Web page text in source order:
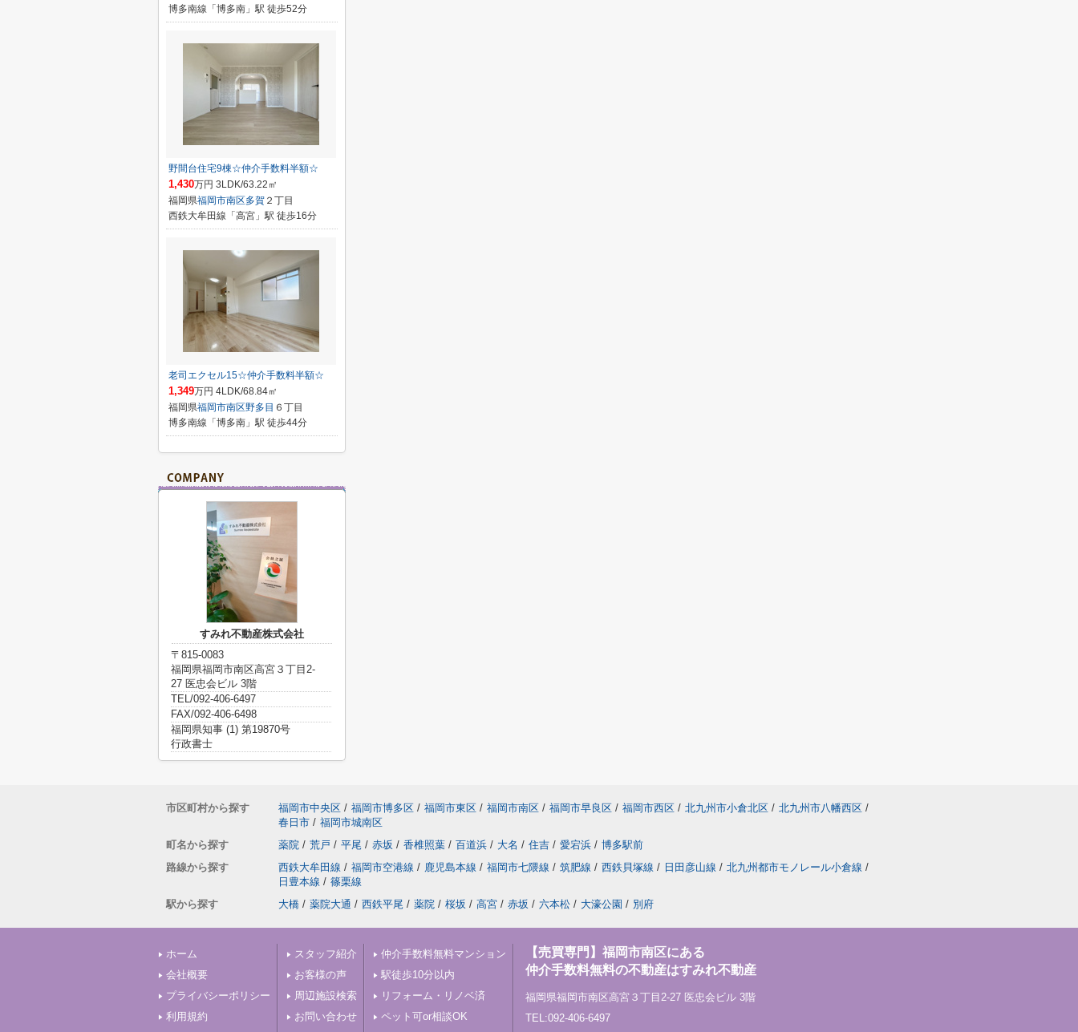
博多南線「博多南」駅 徒歩52分
野間台住宅9棟☆仲介手数料半額☆
1,430万円 3LDK/63.22㎡
福岡県福岡市南区多賀 ２丁目
西鉄大牟田線「高宮」駅 徒歩16分
老司エクセル15☆仲介手数料半額☆
1,349万円 4LDK/68.84㎡
福岡県福岡市南区野多目 ６丁目
博多南線「博多南」駅 徒歩44分
すみれ不動産株式会社
〒815-0083
福岡県福岡市南区高宮３丁目2-
27 医忠会ビル 3階
TEL/092-406-6497
FAX/092-406-6498
福岡県知事 (1) 第19870号
行政書士
市区町村から探す 福岡市中央区 / 福岡市博多区 / 福岡市東区 / 福岡市南区 / 福岡市早良区 / 福岡市西区 / 北九州市小倉北区 / 北九州市八幡西区 /
春日市 / 福岡市城南区
町名から探す
薬院 / 荒戸 / 平尾 / 赤坂 / 香椎照葉 / 百道浜 / 大名 / 住吉 / 愛宕浜 / 博多駅前
路線から探す
西鉄大牟田線 / 福岡市空港線 / 鹿児島本線 / 福岡市七隈線 / 筑肥線 / 西鉄貝塚線 / 日田彦山線 / 北九州都市モノレール小倉線 /
日豊本線 / 篠栗線
駅から探す
大橋 / 薬院大通 / 西鉄平尾 / 薬院 / 桜坂 / 高宮 / 赤坂 / 六本松 / 大濠公園 / 別府
ホーム
会社概要
プライバシーポリシー
利用規約
スタッフ紹介
お客様の声
周辺施設検索
お問い合わせ
仲介手数料無料マンション
駅徒歩10分以内
リフォーム・リノベ済
ペット可or相談OK
【売買専門】福岡市南区にある
仲介手数料無料の不動産はすみれ不動産
福岡県福岡市南区高宮３丁目2-27 医忠会ビル 3階
TEL:092-406-6497